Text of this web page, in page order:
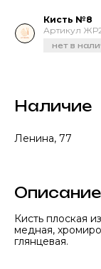
Кисть №8
Артикул
нет в
Наличие
Ленина, 77
Описание
Кисть плоская
медная,
глянцевая.